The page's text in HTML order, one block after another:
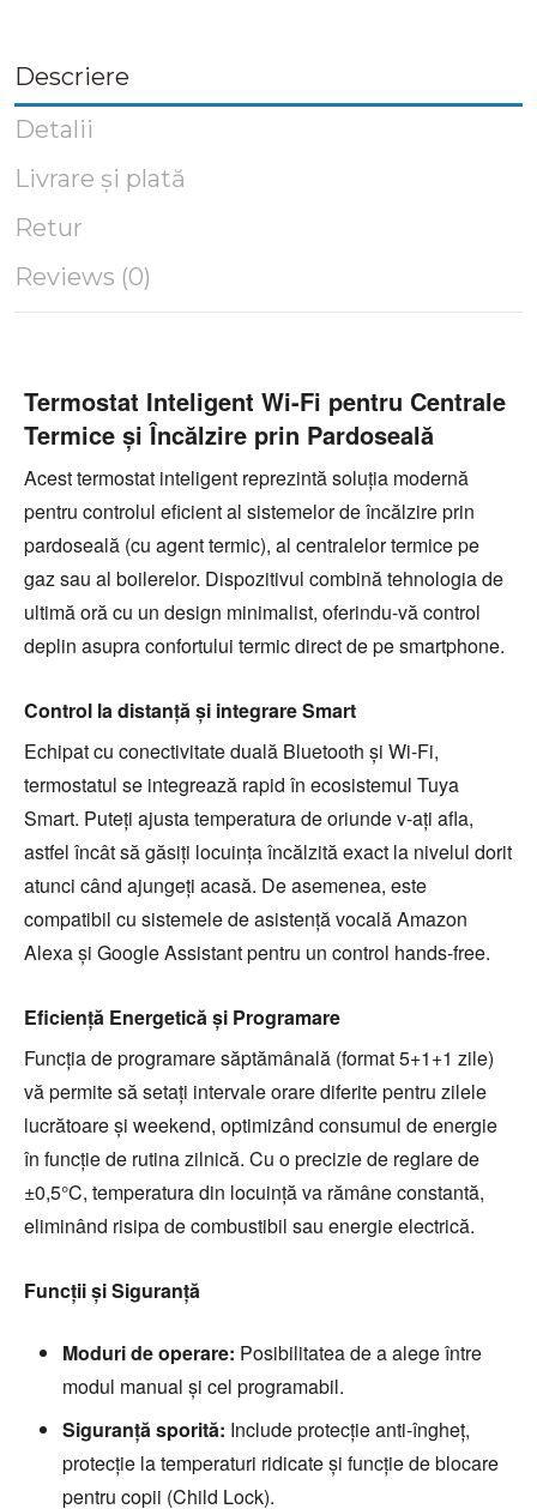
Descriere
Detalii
Livrare și plată
Retur
Reviews (0)
Termostat Inteligent Wi-Fi pentru Centrale
Termice și Încălzire prin Pardoseală
Acest termostat inteligent reprezintă soluția modernă
pentru controlul eficient al sistemelor de încălzire prin
pardoseală (cu agent termic), al centralelor termice pe
gaz sau al boilerelor. Dispozitivul combină tehnologia de
ultimă oră cu un design minimalist, oferindu-vă control
deplin asupra confortului termic direct de pe smartphone.
Control la distanță și integrare Smart
Echipat cu conectivitate duală Bluetooth și Wi-Fi,
termostatul se integrează rapid în ecosistemul Tuya
Smart. Puteți ajusta temperatura de oriunde v-ați afla,
astfel încât să găsiți locuința încălzită exact la nivelul dorit
atunci când ajungeți acasă. De asemenea, este
compatibil cu sistemele de asistență vocală Amazon
Alexa și Google Assistant pentru un control hands-free.
Eficiență Energetică și Programare
Funcția de programare săptămânală (format 5+1+1 zile)
vă permite să setați intervale orare diferite pentru zilele
lucrătoare și weekend, optimizând consumul de energie
în funcție de rutina zilnică. Cu o precizie de reglare de
±0,5°C, temperatura din locuință va rămâne constantă,
eliminând risipa de combustibil sau energie electrică.
Funcții și Siguranță
Moduri de operare: Posibilitatea de a alege între
modul manual și cel programabil.
Siguranță sporită: Include protecție anti-îngheț,
protecție la temperaturi ridicate și funcție de blocare
pentru copii (Child Lock).